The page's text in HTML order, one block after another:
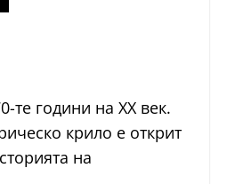
те години на XX век.
крило е открит
на